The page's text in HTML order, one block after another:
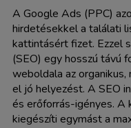
A Google Ads (PPC)
hirdetésekkel a találati
kattintásért fizet. Ezzel
(SEO) egy hosszú távú
weboldala az
el jó helyezést. A SEO
és erőforrás-igényes.
kiegészíti egymást a